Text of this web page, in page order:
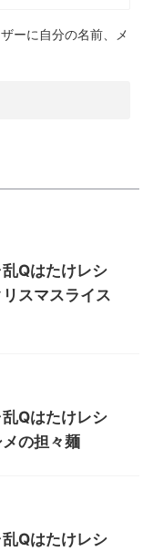
ーに自分の名前、メ
乱Qはたけレシ
スマスライス
乱Qはたけレシ
の担々麺
乱Qはたけレシ